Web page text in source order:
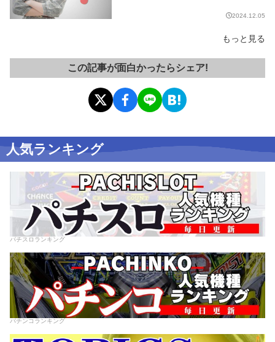
2024.12.05
もっと見る
この記事が面白かったらシェア!
人気ランキング
パチスロランキング
パチンコランキング